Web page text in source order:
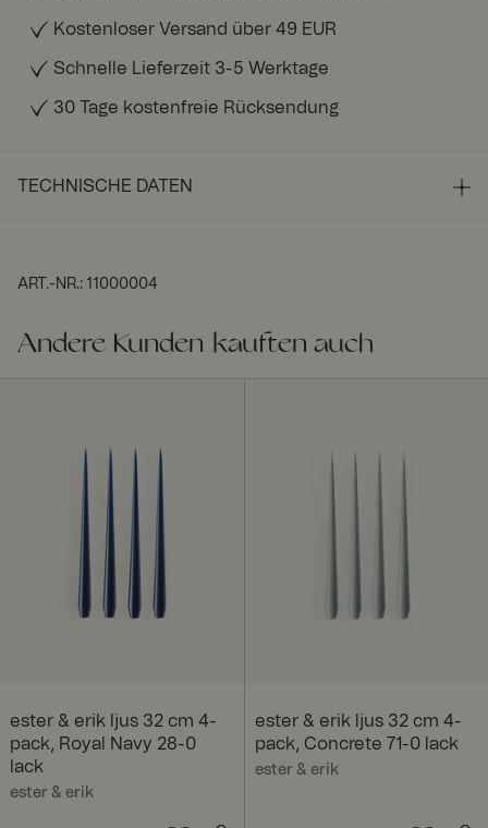
Kostenloser Versand über 49 EUR
Schnelle Lieferzeit 3-5 Werktage
30 Tage kostenfreie Rücksendung
TECHNISCHE DATEN
ART.-NR.: 11000004
Andere Kunden kauften auch
ester & erik ljus 32 cm 4-
pack, Royal Navy 28-0
lack
ester & erik
ester & erik ljus 32 cm 4-
pack, Concrete 71-0 lack
ester & erik